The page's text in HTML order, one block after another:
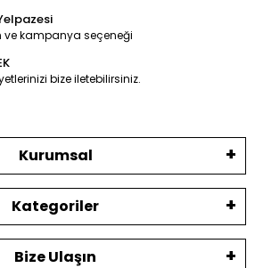
ve kampanya seçeneği
bize iletebilirsiniz.
Kurumsal
Kategoriler
Bize Ulaşın